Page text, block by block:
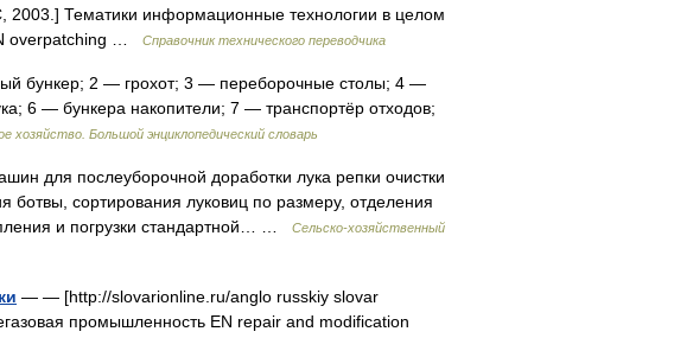
Тематики информационные технологии в целом
overpatching …
Справочник технического переводчика
бункер; 2 — грохот; 3 — переборочные столы; 4 —
6 — бункера накопители; 7 — транспортёр отходов;
хозяйство. Большой энциклопедический словарь
для послеуборочной доработки лука репки очистки
ботвы, сортирования луковиц по размеру, отделения
и погрузки стандартной… …
Сельско-хозяйственный
— — [http://slovarionline.ru/anglo russkiy slovar
промышленность EN repair and modification